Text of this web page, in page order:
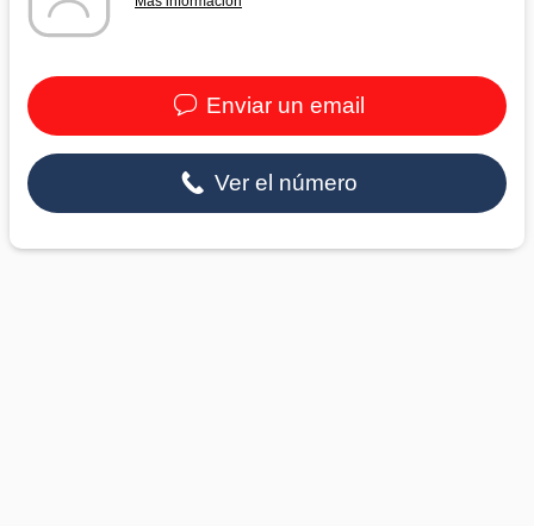
Enviar un email
Ver el número